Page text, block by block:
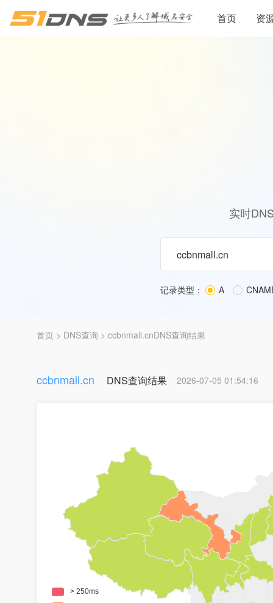
首页 资
实时
记录类型： A
首页 > DNS查询 > ccbnmall.cnDNS查询结果
ccbnmall.cn DNS查询结果 2026-07-05 01:54:16